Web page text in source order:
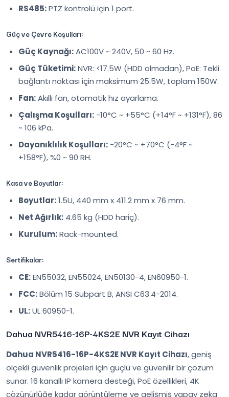
RS485:PTZ kontrolü için 1 port.
Güç ve Çevre Koşulları:
Güç Kaynağı:AC100V ~ 240V, 50 ~ 60 Hz.
Güç Tüketimi:NVR: <17.5W (HDD olmadan), PoE: Tekli
bağlantı noktası için maksimum 25.5W, toplam 150W.
Fan:Akıllı fan, otomatik hız ayarlama.
Çalışma Koşulları: -10°C ~ +55°C (+14°F ~ +131°F), 86
~ 106 kPa.
Dayanıklılık Koşulları: -20°C ~ +70°C (-4°F ~
+158°F), %0 ~ 90 RH.
Kasa ve Boyutlar:
Boyutlar:1.5U, 440 mm x 411.2 mm x 76 mm.
Net Ağırlık: 4.65 kg (HDD hariç).
Kurulum:Rack-mounted.
Sertifikalar:
CE:EN55032, EN55024, EN50130-4, EN60950-1.
FCC:Bölüm 15 Subpart B, ANSI C63.4-2014.
UL:UL 60950-1.
Dahua NVR5416-16P-4KS2E NVR Kayıt Cihazı
Dahua NVR5416-16P-4KS2E NVR Kayıt Cihazı, geniş
ölçekli güvenlik projeleri için güçlü ve güvenilir bir çözüm
sunar. 16 kanallı IP kamera desteği, PoE özellikleri, 4K
çözünürlüğe kadar görüntüleme ve gelişmiş yapay zeka